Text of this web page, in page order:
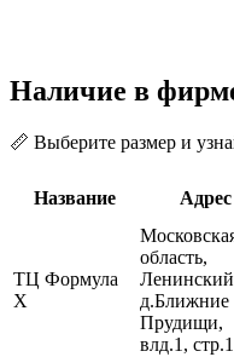
Наличие в
📏 Выберите размер и
Название Адрес
ТЦ Формула
Х
область,
д.Ближние
Прудищи,
влд.1, стр.1